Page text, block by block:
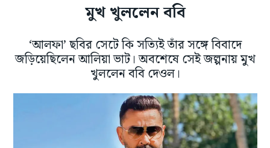
মুখ খুললেন ববি
‘আলফা’ ছবির সেটে কি সত্যিই তাঁর সঙ্গে বিবাদে
জড়িয়েছিলেন আলিয়া ভাট। অবশেষে সেই জল্পনায় মুখ
খুললেন ববি দেওল।